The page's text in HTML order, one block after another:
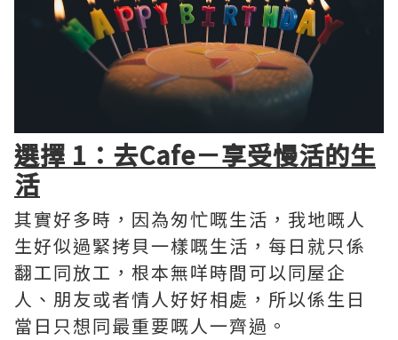
選擇 1：去Cafe－享受慢活的生
活
其實好多時，因為匆忙嘅生活，我地嘅人
生好似過緊拷貝一樣嘅生活，每日就只係
翻工同放工，根本無咩時間可以同屋企
人、朋友或者情人好好相處，所以係生日
當日只想同最重要嘅人一齊過。